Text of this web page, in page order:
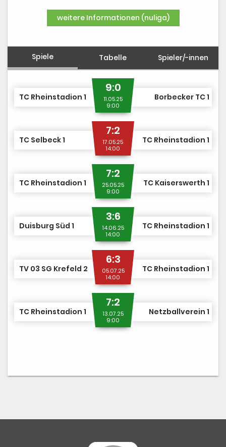
weitere Informationen (nuliga)
Spiele Tabelle Spieler/-innen
TC Rheinstadion 1
9:0
11.05.25
9:00
Borbecker TC 1
TC Selbeck 1
7:2
17.05.25
14:00
TC Rheinstadion 1
TC Rheinstadion 1
7:2
25.05.25
9:00
TC Kaiserswerth 1
Duisburg Süd 1
3:6
14.06.25
14:00
TC Rheinstadion 1
TV 03 SG Krefeld 2
6:3
05.07.25
14:00
TC Rheinstadion 1
TC Rheinstadion 1
7:2
13.07.25
9:00
Netzballverein 1